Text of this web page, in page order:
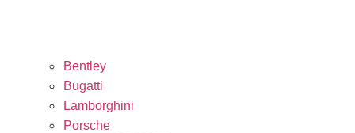
Bentley
Bugatti
Lamborghini
Porsche